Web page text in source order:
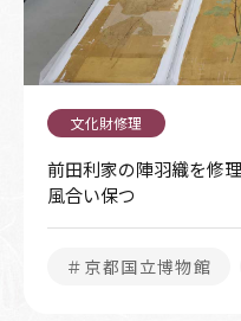
前田利家の陣羽織を修
風合い保つ
＃京都国立博物館